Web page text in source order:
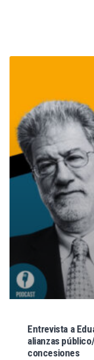
Entrevista a
alianzas
concesiones